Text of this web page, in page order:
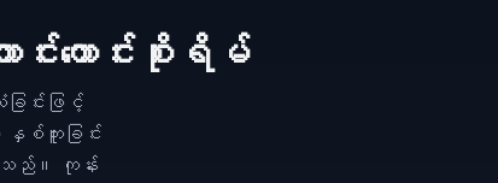
ကောင်းစိုးရိမ်
ြင်းဖြင့်
စ်ကူးခြင်း
သည်။ ကုန်း